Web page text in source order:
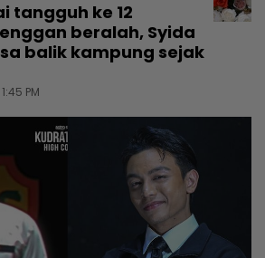
tangguh ke 12
beralah, Syida
balik kampung sejak
PM